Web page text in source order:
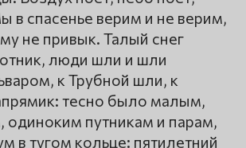
в спасенье верим и не верим,
не привык. Талый снег
люди шли и шли
к Трубной шли, к
тесно было малым,
одиноким путникам и парам,
в тугом кольце: пятилетний